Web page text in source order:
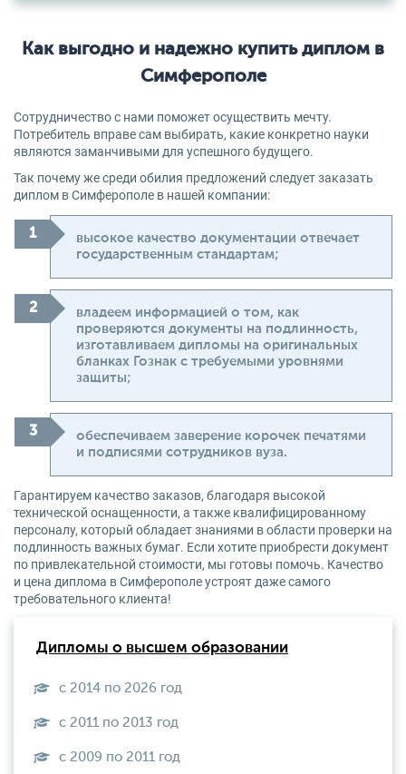
Как выгодно и надежно купить диплом в
Симферополе
Сотрудничество с нами поможет осуществить мечту.
Потребитель вправе сам выбирать, какие конкретно науки
являются заманчивыми для успешного будущего.
Так почему же среди обилия предложений следует заказать
диплом в Симферополе в нашей компании:
высокое качество документации отвечает
государственным стандартам;
владеем информацией о том, как
проверяются документы на подлинность,
изготавливаем дипломы на оригинальных
бланках Гознак с требуемыми уровнями
защиты;
обеспечиваем заверение корочек печатями
и подписями сотрудников вуза.
Гарантируем качество заказов, благодаря высокой
технической оснащенности, а также квалифицированному
персоналу, который обладает знаниями в области проверки на
подлинность важных бумаг. Если хотите приобрести документ
по привлекательной стоимости, мы готовы помочь. Качество
и цена диплома в Симферополе устроят даже самого
требовательного клиента!
Дипломы о высшем образовании
с 2014 по 2026 год
с 2011 по 2013 год
с 2009 по 2011 год